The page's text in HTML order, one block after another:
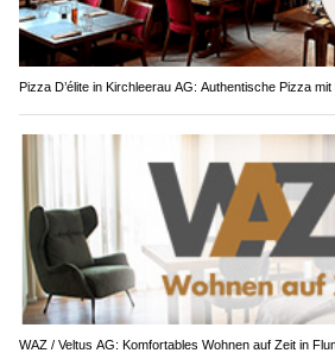
Pizza D’élite in Kirchleerau AG: Authentische Pizza
WAZ / Veltus AG: Komfortables Wohnen auf Zeit in